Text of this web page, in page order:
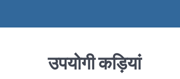
उपयोगी कड़ियां